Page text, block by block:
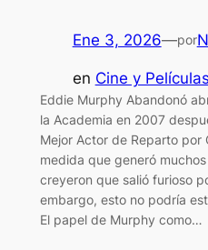
Ene 3, 2026—por
en Cine y Películas
Eddie Murphy Abandonó
la Academia en 2007
Mejor Actor de Reparto por
medida que generó
creyeron que salió furioso
embargo, esto no podría
El papel de Murphy como…